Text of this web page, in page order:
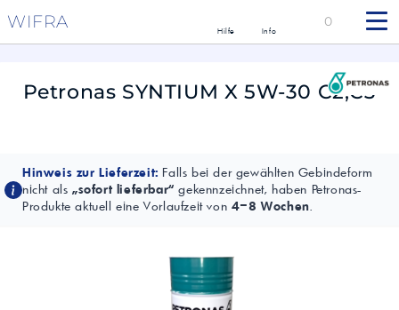
WIFRA Hilfe Info
0
Petronas SYNTIUM X 5W-30 C2,C3
Hinweis zur Lieferzeit: Falls bei der gewählten Gebindeform
nicht als „sofort lieferbar“ gekennzeichnet, haben Petronas-
Produkte aktuell eine Vorlaufzeit von 4–8 Wochen.